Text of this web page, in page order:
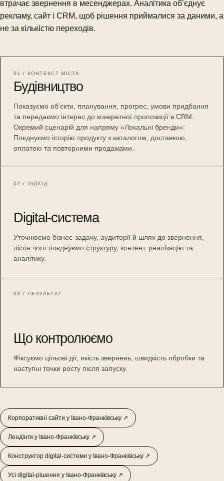
втрачає звернення в месенджерах. Аналітика об’єднує
рекламу, сайт і CRM, щоб рішення приймалися за даними, а
не за кількістю переходів.
01 / КОНТЕКСТ МІСТА
Будівництво
Показуємо об’єкти, планування, прогрес, умови придбання
та передаємо інтерес до конкретної пропозиції в CRM.
Окремий сценарій для напряму «Локальні бренди»:
Поєднуємо історію продукту з каталогом, доставкою,
оплатою та повторними продажами.
02 / ПІДХІД
Digital-система
Уточнюємо бізнес-задачу, аудиторії й шлях до звернення,
після чого поєднуємо структуру, контент, реалізацію та
аналітику.
03 / РЕЗУЛЬТАТ
Що контролюємо
Фіксуємо цільові дії, якість звернень, швидкість обробки та
наступні точки росту після запуску.
Корпоративні сайти у Івано-Франківську ↗
Лендінги у Івано-Франківську ↗
Конструктор digital-системи у Івано-Франківську ↗
Усі digital-рішення у Івано-Франківську ↗